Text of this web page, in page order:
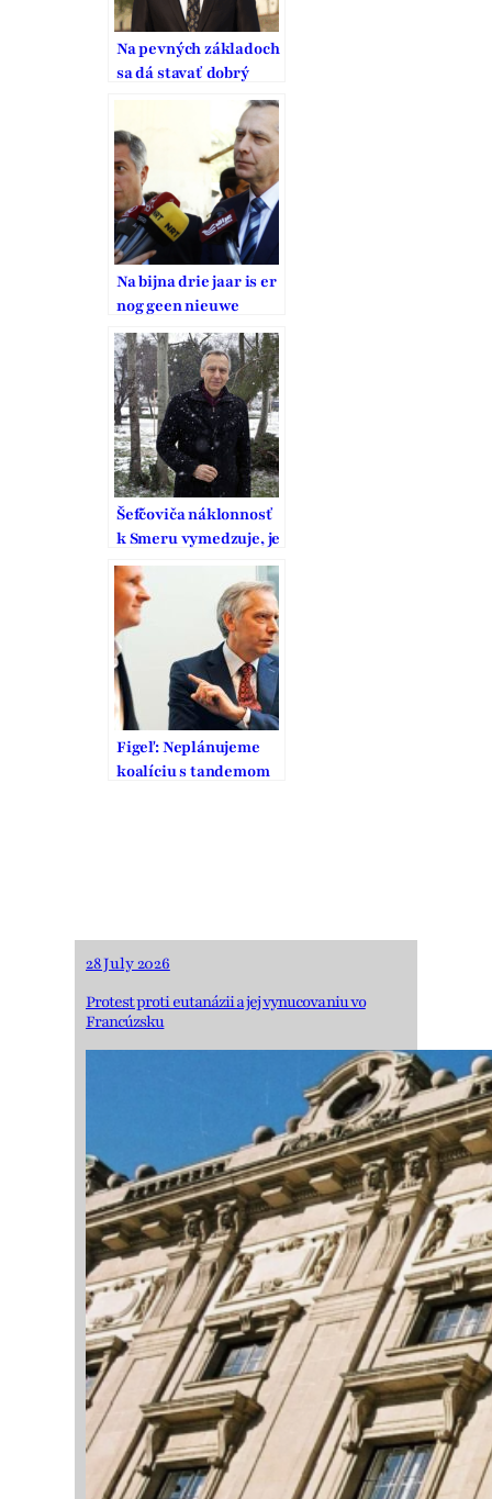
Na pevných základoch
sa dá stavať dobrý
domov
Na bijna drie jaar is er
nog geen nieuwe
speciale EU-gezant
voor
godsdienstvrijheid.
‘De koopman wint het
te vaak’
Šefčoviča náklonnosť
k Smeru vymedzuje, je
to pritom strana
vodcovského typu
Figeľ: Neplánujeme
koalíciu s tandemom
28 July 2026
Protest proti eutanázii a jej vynucovaniu vo
Francúzsku